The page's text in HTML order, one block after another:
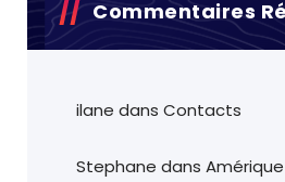
Commentaires
ilane dans Contacts
Stephane dans